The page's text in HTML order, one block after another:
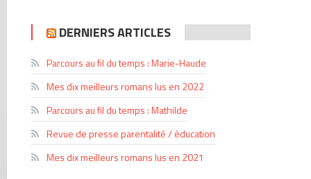
DERNIERS ARTICLES
Parcours au fil du temps : Marie-Haude
Mes dix meilleurs romans lus en 2022
Parcours au fil du temps : Mathilde
Revue de presse parentalité / éducation
Mes dix meilleurs romans lus en 2021